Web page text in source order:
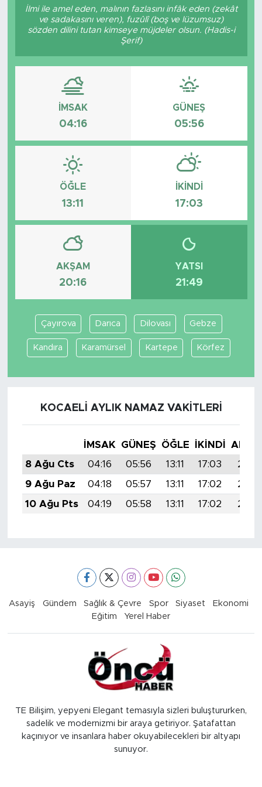
İlmi ile amel eden, malının fazlasını infâk eden (zekât
ve sadakasını veren), fuzûlî (boş ve lüzumsuz)
sözden dilini tutan kimseye müjdeler olsun. (Hadis-i
Şerif)
İMSAK
04:16
GÜNEŞ
05:56
ÖĞLE
13:11
İKINDI
17:03
AKŞAM
20:16
YATSI
21:49
Çayırova Darıca Dilovası Gebze
Kandıra Karamürsel Kartepe Körfez
KOCAELI AYLIK NAMAZ VAKITLERI
İMSAK GÜNEŞ ÖĞLE İKINDI
8 Ağu Cts
04:16 05:56 13:11 17:03
20:16
9 Ağu Paz
04:18 05:57 13:11 17:02
20:15
10 Ağu Pts
04:19 05:58 13:11 17:02 20:13
Asayiş Gündem Sağlık & Çevre Spor Siyaset
Ekonomi
Eğitim
Yerel Haber
TE Bilişim, yepyeni Elegant temasıyla sizleri buluştururken,
sadelik ve modernizmi bir araya getiriyor. Şatafattan
kaçınıyor ve insanlara haber okuyabilecekleri bir altyapı
sunuyor.